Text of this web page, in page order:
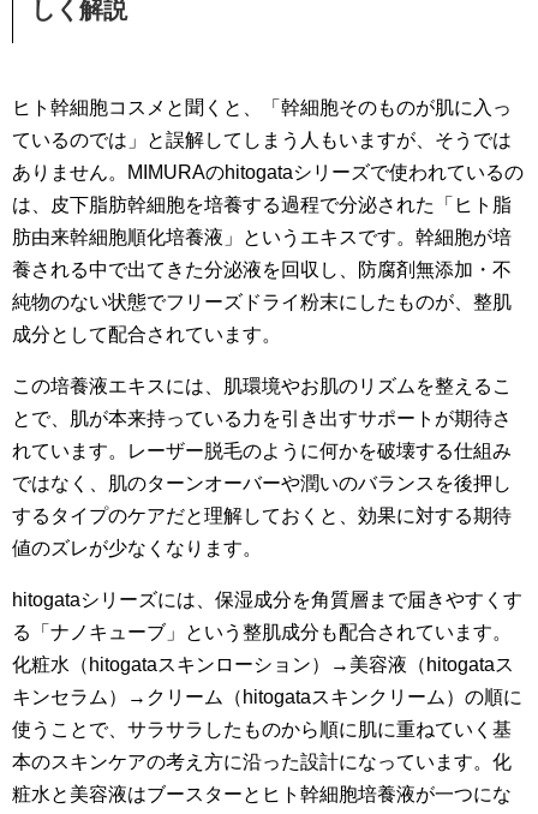
しく解説
ヒト幹細胞コスメと聞くと、「幹細胞そのものが肌に入っ
ているのでは」と誤解してしまう人もいますが、そうでは
ありません。MIMURAのhitogataシリーズで使われているの
は、皮下脂肪幹細胞を培養する過程で分泌された「ヒト脂
肪由来幹細胞順化培養液」というエキスです。幹細胞が培
養される中で出てきた分泌液を回収し、防腐剤無添加・不
純物のない状態でフリーズドライ粉末にしたものが、整肌
成分として配合されています。
この培養液エキスには、肌環境やお肌のリズムを整えるこ
とで、肌が本来持っている力を引き出すサポートが期待さ
れています。レーザー脱毛のように何かを破壊する仕組み
ではなく、肌のターンオーバーや潤いのバランスを後押し
するタイプのケアだと理解しておくと、効果に対する期待
値のズレが少なくなります。
hitogataシリーズには、保湿成分を角質層まで届きやすくす
る「ナノキューブ」という整肌成分も配合されています。
化粧水（hitogataスキンローション）→美容液（hitogataス
キンセラム）→クリーム（hitogataスキンクリーム）の順に
使うことで、サラサラしたものから順に肌に重ねていく基
本のスキンケアの考え方に沿った設計になっています。化
粧水と美容液はブースターとヒト幹細胞培養液が一つにな